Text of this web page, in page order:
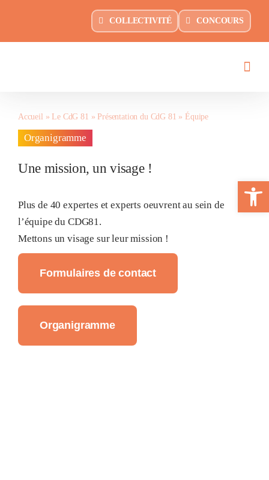
Ouvrir
contenu
COLLECTIVITÉ CONCOURS
Accueil »Le CdG 81 »Présentation du CdG 81 »Équipe
Organigramme
Une mission, un visage !
Plus de 40 expertes et experts oeuvrent au sein de
l’équipe du CDG81.
Mettons un visage sur leur mission !
Formulaires de contact
Organigramme